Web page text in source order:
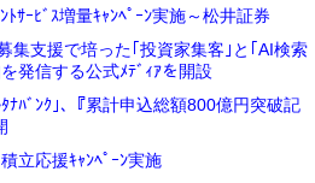
ﾄｻｰﾋﾞｽ増量ｷｬﾝﾍﾟｰﾝ実施～松井証券
集支援で培った｢投資家集客｣と｢AI検索
発信する公式ﾒﾃﾞｨｱを開設
ﾀﾅﾊﾞﾝｸ｣､『累計申込総額800億円突破記
積立応援ｷｬﾝﾍﾟｰﾝ実施